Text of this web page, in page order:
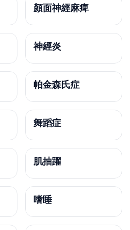
顏面神經麻痺
神經炎
帕金森氏症
舞蹈症
肌抽躍
嗜睡